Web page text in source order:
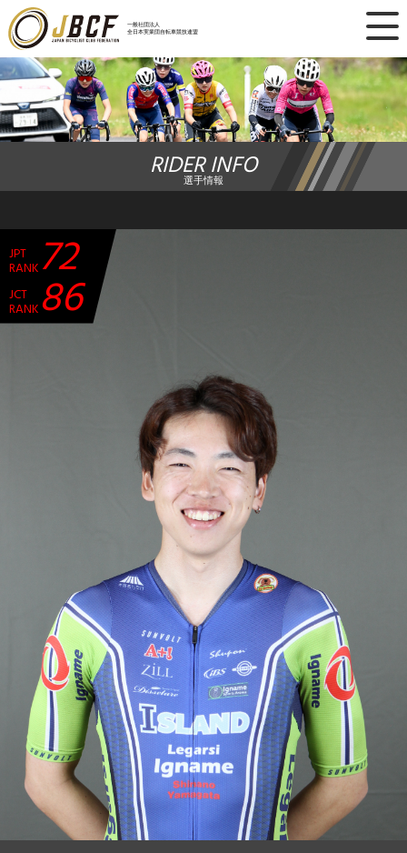
一般社団法人
全日本実業団自転車競技連盟
×
ニュース
レース日程
ランキング
エントリー
JBCF ROAD SERIESとは
RIDER INFO
選手情報
JPT
RANK 72
JCT
RANK 86